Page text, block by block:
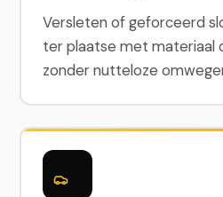
Versleten of geforceerd
ter plaatse met materiaal
zonder nutteloze